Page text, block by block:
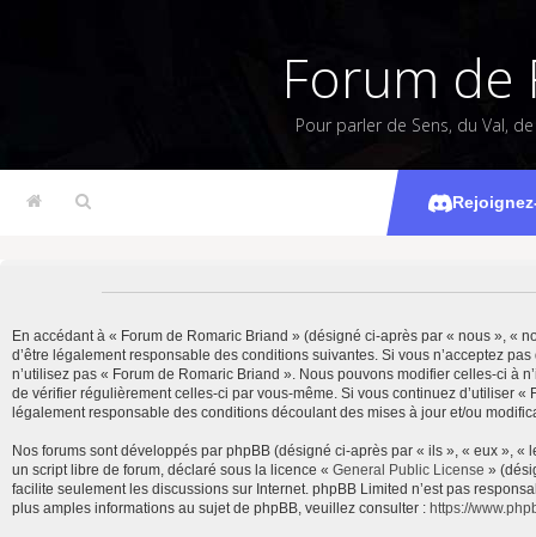
Forum de
Pour parler de Sens, du Val,
En accédant à « Forum de Romaric Briand » (désigné ci-après par « nous », «
d’être légalement responsable des conditions suivantes. Si vous n’acceptez
n’utilisez pas « Forum de Romaric Briand ». Nous pouvons modifier celles-ci à
de vérifier régulièrement celles-ci par vous-même. Si vous continuez d’utiliser
légalement responsable des conditions découlant des mises à jour et/ou
Nos forums sont développés par phpBB (désigné ci-après par « ils », « eux »,
un script libre de forum, déclaré sous la licence « General Public License »
facilite seulement les discussions sur Internet. phpBB Limited n’est pas
plus amples informations au sujet de phpBB, veuillez consulter : https://